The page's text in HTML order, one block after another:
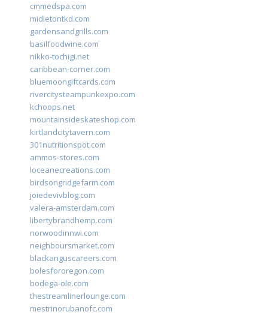
cmmedspa.com
midletontkd.com
gardensandgrills.com
basilfoodwine.com
nikko-tochigi.net
caribbean-corner.com
bluemoongiftcards.com
rivercitysteampunkexpo.com
kchoops.net
mountainsideskateshop.com
kirtlandcitytavern.com
301nutritionspot.com
ammos-stores.com
loceanecreations.com
birdsongridgefarm.com
joiedevivblog.com
valera-amsterdam.com
libertybrandhemp.com
norwoodinnwi.com
neighboursmarket.com
blackanguscareers.com
bolesfororegon.com
bodega-ole.com
thestreamlinerlounge.com
mestrinorubanofc.com